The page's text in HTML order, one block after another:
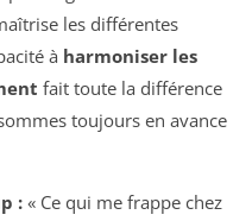
les différentes
à harmoniser les
fait toute la différence
toujours en avance
: « Ce qui me frappe chez